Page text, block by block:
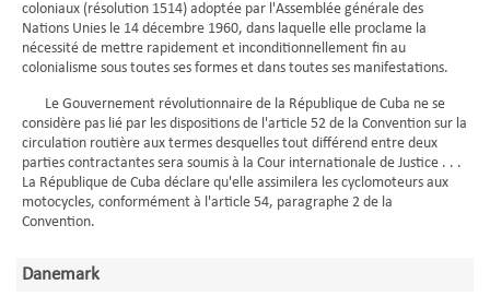
coloniaux (résolution 1514) adoptée par l'Assemblée générale des
Nations Unies le 14 décembre 1960, dans laquelle elle proclame la
nécessité de mettre rapidement et inconditionnellement fin au
colonialisme sous toutes ses formes et dans toutes ses manifestations.
Le Gouvernement révolutionnaire de la République de Cuba ne se
considère pas lié par les dispositions de l'article 52 de la Convention sur la
circulation routière aux termes desquelles tout différend entre deux
parties contractantes sera soumis à la Cour internationale de Justice . . .
La République de Cuba déclare qu'elle assimilera les cyclomoteurs aux
motocycles, conformément à l'article 54, paragraphe 2 de la
Convention.
Danemark